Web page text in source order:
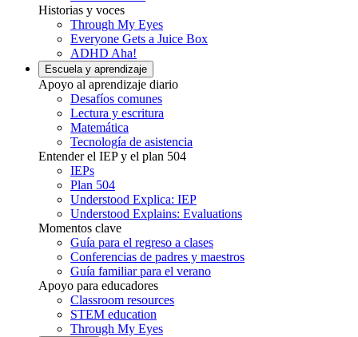
Historias y voces
Through My Eyes
Everyone Gets a Juice Box
ADHD Aha!
Escuela y aprendizaje
Apoyo al aprendizaje diario
Desafíos comunes
Lectura y escritura
Matemática
Tecnología de asistencia
Entender el IEP y el plan 504
IEPs
Plan 504
Understood Explica: IEP
Understood Explains: Evaluations
Momentos clave
Guía para el regreso a clases
Conferencias de padres y maestros
Guía familiar para el verano
Apoyo para educadores
Classroom resources
STEM education
Through My Eyes